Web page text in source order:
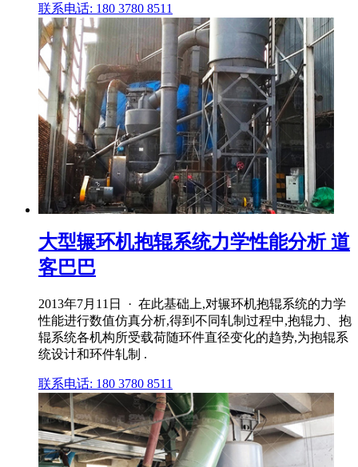
联系电话: 180 3780 8511
大型辗环机抱辊系统力学性能分析 道
客巴巴
2013年7月11日 · 在此基础上,对辗环机抱辊系统的力学
性能进行数值仿真分析,得到不同轧制过程中,抱辊力、抱
辊系统各机构所受载荷随环件直径变化的趋势,为抱辊系
统设计和环件轧制 .
联系电话: 180 3780 8511